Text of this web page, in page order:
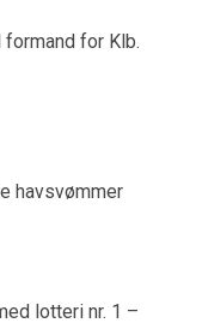
for Klb.
havsvømmer
lotteri nr. 1 –